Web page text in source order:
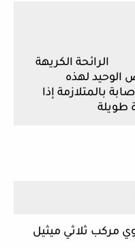
:
الوحيد لهذه
بالمتلازمة إذا
طويلة
مركب ثلاثي ميثيل